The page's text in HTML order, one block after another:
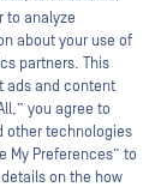
to analyze
about your use of
partners. This
ads and content
you agree to
other technologies
My Preferences” to
on the how